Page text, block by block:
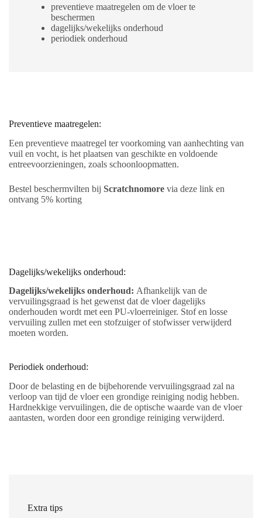
preventieve maatregelen om de vloer te
beschermen
dagelijks/wekelijks onderhoud
periodiek onderhoud
Preventieve maatregelen:
Een preventieve maatregel ter voorkoming van aanhechting van
vuil en vocht, is het plaatsen van geschikte en voldoende
entreevoorzieningen, zoals schoonloopmatten.
Bestel beschermvilten bij Scratchnomore via deze link en
ontvang 5% korting
Dagelijks/wekelijks onderhoud:
Dagelijks/wekelijks onderhoud: Afhankelijk van de
vervuilingsgraad is het gewenst dat de vloer dagelijks
onderhouden wordt met een PU-vloerreiniger. Stof en losse
vervuiling zullen met een stofzuiger of stofwisser verwijderd
moeten worden.
Periodiek onderhoud:
Door de belasting en de bijbehorende vervuilingsgraad zal na
verloop van tijd de vloer een grondige reiniging nodig hebben.
Hardnekkige vervuilingen, die de optische waarde van de vloer
aantasten, worden door een grondige reiniging verwijderd.
Extra tips